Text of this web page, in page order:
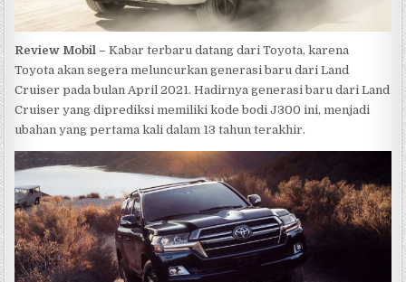
Review Mobil –Kabar terbaru datang dari Toyota, karena
Toyota akan segera meluncurkan generasi baru dari Land
Cruiser pada bulan April 2021. Hadirnya generasi baru dari Land
Cruiser yang diprediksi memiliki kode bodi J300 ini, menjadi
ubahan yang pertama kali dalam 13 tahun terakhir.